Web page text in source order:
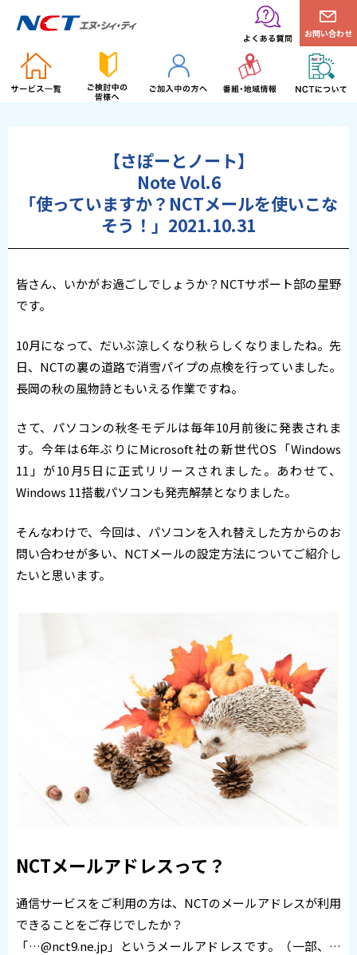
お問い合わせ
【さぽーとノート】
Note Vol.6
「使っていますか？NCTメールを使いこな
そう！」2021.10.31
皆さん、いかがお過ごしでしょうか？NCTサポート部の星野
です。
10月になって、だいぶ涼しくなり秋らしくなりましたね。先
日、NCTの裏の道路で消雪パイプの点検を行っていました。
長岡の秋の風物詩ともいえる作業ですね。
さて、パソコンの秋冬モデルは毎年10月前後に発表されま
す。今年は6年ぶりにMicrosoft社の新世代OS「Windows
11」が10月5日に正式リリースされました。あわせて、
Windows 11搭載パソコンも発売解禁となりました。
そんなわけで、今回は、パソコンを入れ替えした方からのお
問い合わせが多い、NCTメールの設定方法についてご紹介し
たいと思います。
NCTメールアドレスって？
通信サービスをご利用の方は、NCTのメールアドレスが利用
できることをご存じでしたか？
「…@nct9.ne.jp」というメールアドレスです。（一部、…